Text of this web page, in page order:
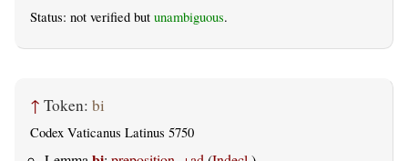
Status: not verified but unambiguous.
↑ Token: bi
Codex Vaticanus Latinus 5750